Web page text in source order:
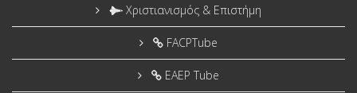
Χριστιανισμός & Επιστήμη
FACPTube
EAEP Tube